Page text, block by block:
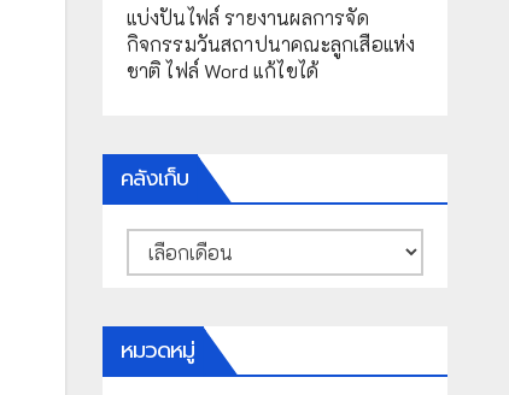
แบ่งปันไฟล์ รายงานผลการจัด
กิจกรรมวันสถาปนาคณะลูกเสือแห่ง
ชาติ ไฟล์ Word แก้ไขได้
คลังเก็บ
คลัง
เก็บ
หมวดหมู่